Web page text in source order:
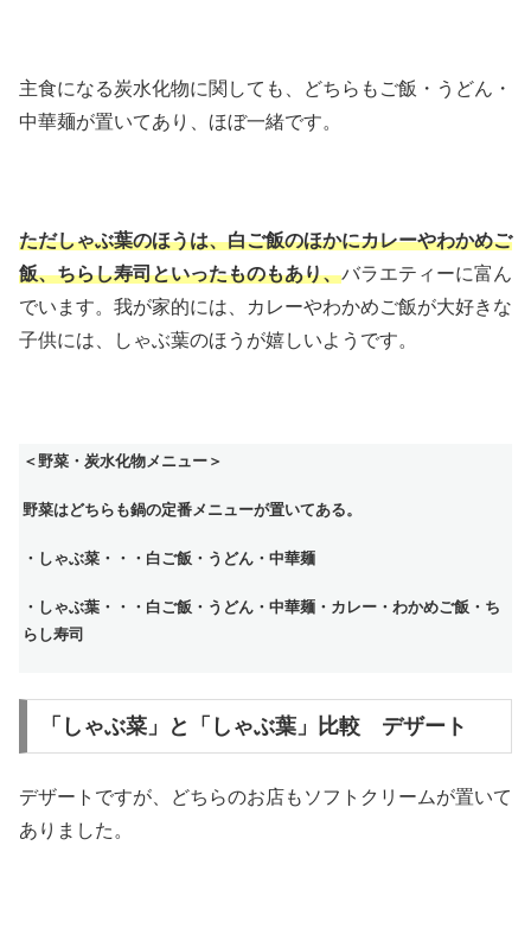
主食になる炭水化物に関しても、どちらもご飯・うどん・
中華麺が置いてあり、ほぼ一緒です。
ただしゃぶ葉のほうは、白ご飯のほかにカレーやわかめご
飯、ちらし寿司といったものもあり、バラエティーに富ん
でいます。我が家的には、カレーやわかめご飯が大好きな
子供には、しゃぶ葉のほうが嬉しいようです。
＜野菜・炭水化物メニュー＞
野菜はどちらも鍋の定番メニューが置いてある。
・しゃぶ菜・・・白ご飯・うどん・中華麺
・しゃぶ葉・・・白ご飯・うどん・中華麺・カレー・わかめご飯・ち
らし寿司
「しゃぶ菜」と「しゃぶ葉」比較 デザート
デザートですが、どちらのお店もソフトクリームが置いて
ありました。